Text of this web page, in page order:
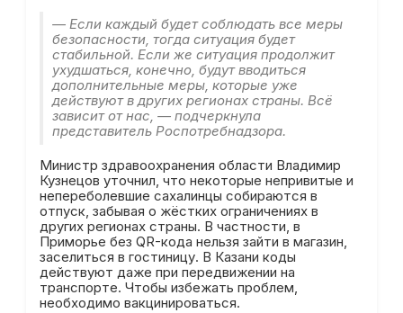
— Если каждый будет соблюдать все меры
безопасности, тогда ситуация будет
стабильной. Если же ситуация продолжит
ухудшаться, конечно, будут вводиться
дополнительные меры, которые уже
действуют в других регионах страны. Всё
зависит от нас, — подчеркнула
представитель Роспотребнадзора.
Министр здравоохранения области Владимир
Кузнецов уточнил, что некоторые непривитые и
непереболевшие сахалинцы собираются в
отпуск, забывая о жёстких ограничениях в
других регионах страны. В частности, в
Приморье без QR-кода нельзя зайти в магазин,
заселиться в гостиницу. В Казани коды
действуют даже при передвижении на
транспорте. Чтобы избежать проблем,
необходимо вакцинироваться.